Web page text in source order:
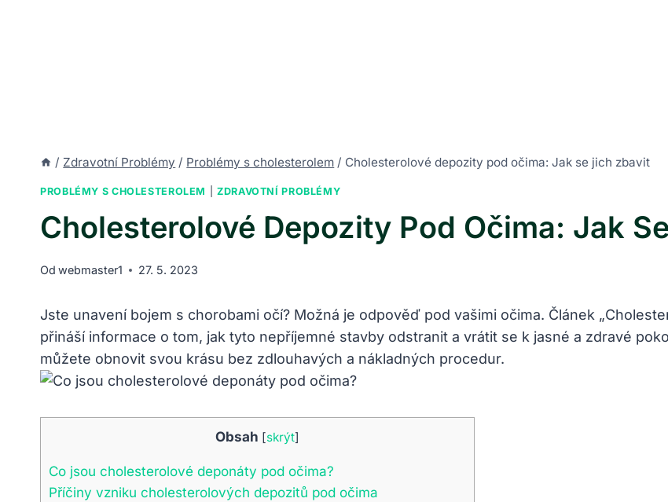
/ Zdravotní Problémy / Problémy s cholesterolem / Cholesterolové depozity pod očima: Jak se jich zbavit
PROBLÉMY S CHOLESTEROLEM |ZDRAVOTNÍ PROBLÉMY
Cholesterolové Depozity Pod Očima: Jak
Od webmaster1 27. 5. 2023
Jste unavení bojem s chorobami očí? Možná je odpověď pod vašimi očima. Článek
přináší informace o tom, jak tyto nepříjemné stavby odstranit a vrátit se k jasné a zdravé
můžete obnovit svou krásu bez zdlouhavých a nákladných procedur.
Obsah [skrýt]
Co jsou cholesterolové deponáty pod očima?
Příčiny vzniku cholesterolových depozitů pod očima